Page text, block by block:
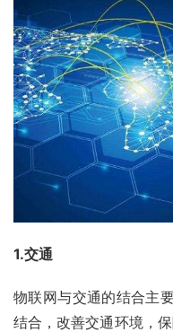
1.交通
物联网与交通的结合主
结合，改善交通环境，